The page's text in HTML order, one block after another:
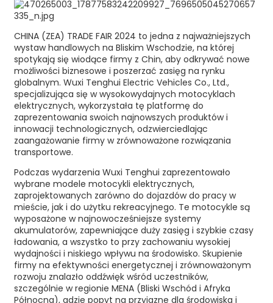
CHINA (ZEA) TRADE FAIR 2024 to jedna z najważniejszych
wystaw handlowych na Bliskim Wschodzie, na której
spotykają się wiodące firmy z Chin, aby odkrywać nowe
możliwości biznesowe i poszerzać zasięg na rynku
globalnym. Wuxi Tenghui Electric Vehicles Co., Ltd.,
specjalizująca się w wysokowydajnych motocyklach
elektrycznych, wykorzystała tę platformę do
zaprezentowania swoich najnowszych produktów i
innowacji technologicznych, odzwierciedlając
zaangażowanie firmy w zrównoważone rozwiązania
transportowe.
Podczas wydarzenia Wuxi Tenghui zaprezentowało
wybrane modele motocykli elektrycznych,
zaprojektowanych zarówno do dojazdów do pracy w
mieście, jak i do użytku rekreacyjnego. Te motocykle są
wyposażone w najnowocześniejsze systemy
akumulatorów, zapewniające duży zasięg i szybkie czasy
ładowania, a wszystko to przy zachowaniu wysokiej
wydajności i niskiego wpływu na środowisko. Skupienie
firmy na efektywności energetycznej i zrównoważonym
rozwoju znalazło oddźwięk wśród uczestników,
szczególnie w regionie MENA (Bliski Wschód i Afryka
Północna), gdzie popyt na przyjazne dla środowiska i